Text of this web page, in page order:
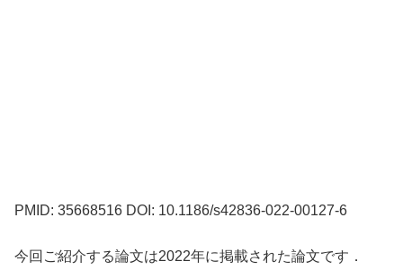
PMID: 35668516 DOI: 10.1186/s42836-022-00127-6
今回ご紹介する論文は2022年に掲載された論文です．